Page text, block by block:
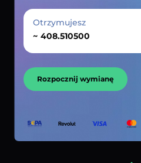
Otrzymujesz
~
Rozpocznij wymianę